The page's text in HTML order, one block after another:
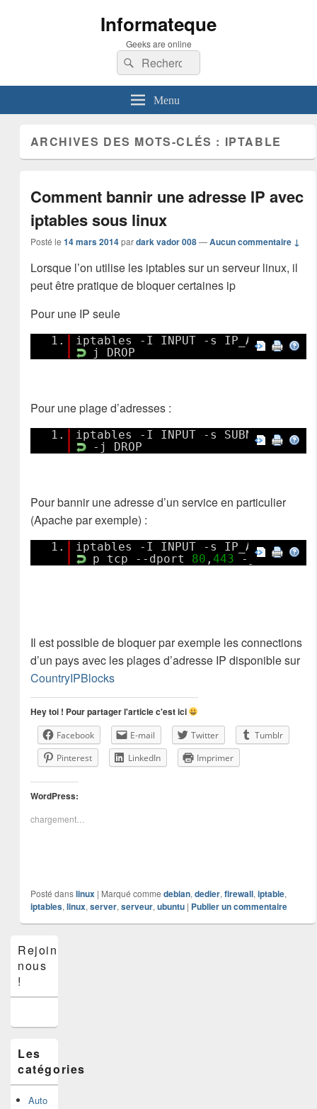
Informateque
Geeks are online
Recherche :
Rechercher
Menu
ARCHIVES DES MOTS-CLÉS : IPTABLE
Comment bannir une adresse IP avec
iptables sous linux
Posté le 14 mars 2014 pardark vador 008 —Aucun commentaire ↓
Lorsque l’on utilise les iptables sur un serveur linux, il
peut être pratique de bloquer certaines ip
Pour une IP seule
1.
iptables -I INPUT -s IP_ADRESS -
j DROP
Pour une plage d’adresses :
1.
iptables -I INPUT -s SUBNET/MASK
-j DROP
Pour bannir une adresse d’un service en particulier
(Apache par exemple) :
1.
iptables -I INPUT -s IP_ADRESS -
p tcp --dport 80 ,443 -j DROP
Il est possible de bloquer par exemple les connections
d’un pays avec les plages d’adresse IP disponible sur
CountryIPBlocks
Hey toi ! Pour partager l'article c'est ici
Facebook E-mail Twitter
Tumblr
Pinterest
LinkedIn Imprimer
WordPress:
chargement…
Posté dans linux | Marqué comme debian, dedier, firewall, iptable,
iptables, linux, server, serveur, ubuntu | Publier un commentaire
principale
de
widget
latérale
Rejoins-
nous
!
Les
catégories
Auto